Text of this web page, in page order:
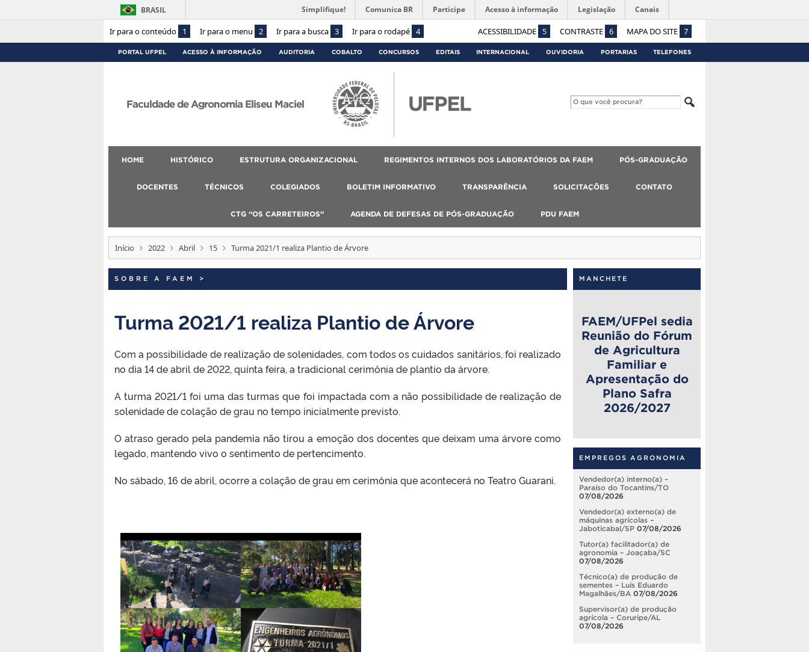
Ir para o conteúdo 1 Ir para o menu 2 Ir para a busca 3 Ir para o rodapé 4 ACESSIBILIDADE 5 CONTRASTE 6 MAPA DO SITE 7
BRASIL Simplifique! Comunica BR Participe Acesso à informação Legislação Canais
PORTAL UFPEL ACESSO À INFORMAÇÃO AUDITORIA COBALTO CONCURSOS EDITAIS INTERNACIONAL OUVIDORIA PORTARIAS TELEFONES
Faculdade de Agronomia Eliseu Maciel
HOME HISTÓRICO ESTRUTURA ORGANIZACIONAL REGIMENTOS INTERNOS DOS LABORATÓRIOS DA FAEM PÓS-GRADUAÇÃO
DOCENTES TÉCNICOS COLEGIADOS BOLETIM INFORMATIVO TRANSPARÊNCIA SOLICITAÇÕES CONTATO
CTG “OS CARRETEIROS” AGENDA DE DEFESAS DE PÓS-GRADUAÇÃO PDU FAEM
Início 2022 Abril 15 Turma 2021/1 realiza Plantio de Árvore
SOBRE A FAEM >
Turma 2021/1 realiza Plantio de Árvore
Com a possibilidade de realização de solenidades, com todos os cuidados sanitários, foi realizado
no dia 14 de abril de 2022, quinta feira, a tradicional cerimônia de plantio da árvore.
A turma 2021/1 foi uma das turmas que foi impactada com a não possibilidade de realização de
solenidade de colação de grau no tempo inicialmente previsto.
O atraso gerado pela pandemia não tirou a emoção dos docentes que deixam uma árvore como
legado, mantendo vivo o sentimento de pertencimento.
No sábado, 16 de abril, ocorre a colação de grau em cerimônia que acontecerá no Teatro Guarani.
MANCHETE
FAEM/UFPel sedia
Reunião do Fórum
de Agricultura
Familiar e
Apresentação do
Plano Safra
2026/2027
EMPREGOS AGRONOMIA
Vendedor(a) interno(a) –
Paraíso do Tocantins/TO
07/08/2026
Vendedor(a) externo(a) de
máquinas agrícolas –
Jaboticabal/SP 07/08/2026
Tutor(a) facilitador(a) de
agronomia – Joaçaba/SC
07/08/2026
Técnico(a) de produção de
sementes – Luís Eduardo
Magalhães/BA 07/08/2026
Supervisor(a) de produção
agrícola – Coruripe/AL
07/08/2026